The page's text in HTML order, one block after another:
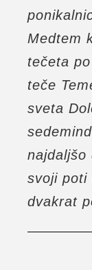
Medtem
tečeta
teče
sveta
najdaljšo
svoji poti
dvakrat